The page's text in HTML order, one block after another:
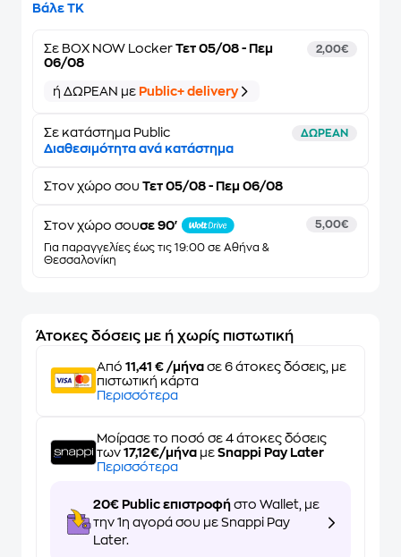
Βάλε ΤΚ
Σε BOX NOW Locker Τετ 05/08 - Πεμ
06/08
2,00€
ή ΔΩΡΕΑΝ με Public+ delivery
Σε κατάστημα Public ΔΩΡΕΑΝ
Διαθεσιμότητα ανά κατάστημα
Στον χώρο σου Τετ 05/08 - Πεμ 06/08
Στον χώρο σουσε 90'
Για παραγγελίες έως τις 19:00 σε Αθήνα &
Θεσσαλονίκη
5,00€
Άτοκες δόσεις με ή χωρίς πιστωτική
Από 11,41 € /μήνα σε 6 άτοκες δόσεις, με
πιστωτική κάρτα
Περισσότερα
Μοίρασε το ποσό σε 4 άτοκες δόσεις
των 17,12€/μήνα με Snappi Pay Later
Περισσότερα
20€ Public επιστροφή στο Wallet, με
την 1η αγορά σου με Snappi Pay
Later.